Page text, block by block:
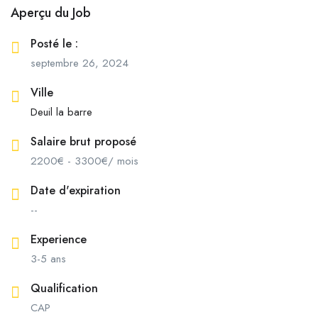
Aperçu du Job
Posté le :
septembre 26, 2024
Ville
Deuil la barre
Salaire brut proposé
2200€ - 3300€/ mois
Date d'expiration
--
Experience
3-5 ans
Qualification
CAP